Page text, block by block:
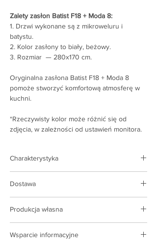
Zalety zasłon Batist F18 + Moda 8:
1. Drzwi wykonane są z mikroweluru i
batystu.
2. Kolor zasłony to biały, beżowy.
3. Rozmiar — 280x170 cm.
Oryginalna zasłona Batist F18 + Moda 8
pomoże stworzyć komfortową atmosferę w
kuchni.
*Rzeczywisty kolor może różnić się od
zdjęcia, w zależności od ustawień monitora.
Charakterystyka
Kolor:biały + beżowy
Tkanina:mikrofibra, batyst
Rozmiar:280x170 cm
Dostawa
Koszt dostawy na podstawie taryf
przewoźnika
Produkcja własna
kompleksy szwalnicze, wdrażamy do
Wsparcie informacyjne